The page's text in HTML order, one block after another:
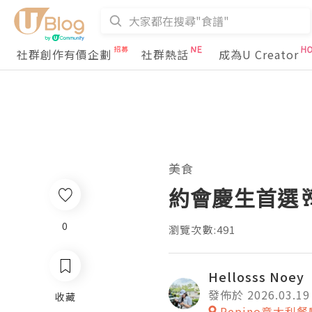
社群創作有價企劃 社群熱話 成為U Creator
0
收藏
美食
約會慶生首選
瀏覽次數:491
Hellosss Noey
發佈於 2026.03.19